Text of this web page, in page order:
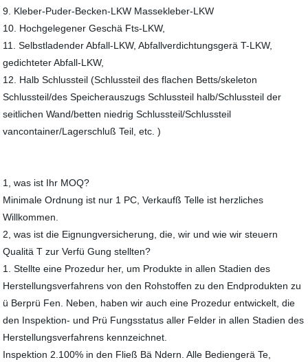
9. Kleber-Puder-Becken-LKW Massekleber-LKW
10. Hochgelegener Geschä Fts-LKW,
11. Selbstladender Abfall-LKW, Abfallverdichtungsgerä T-LKW,
gedichteter Abfall-LKW,
12. Halb Schlussteil (Schlussteil des flachen Betts/skeleton
Schlussteil/des Speicherauszugs Schlussteil halb/Schlussteil der
seitlichen Wand/betten niedrig Schlussteil/Schlussteil
vancontainer/Lagerschluß Teil, etc. )
1, was ist Ihr MOQ?
Minimale Ordnung ist nur 1 PC, Verkaufß Telle ist herzliches
Willkommen.
2, was ist die Eignungversicherung, die, wir und wie wir steuern
Qualitä T zur Verfü Gung stellten?
1. Stellte eine Prozedur her, um Produkte in allen Stadien des
Herstellungsverfahrens von den Rohstoffen zu den Endprodukten zu
ü Berprü Fen. Neben, haben wir auch eine Prozedur entwickelt, die
den Inspektion- und Prü Fungsstatus aller Felder in allen Stadien des
Herstellungsverfahrens kennzeichnet.
Inspektion 2.100% in den Fließ Bä Ndern. Alle Bediengerä Te,